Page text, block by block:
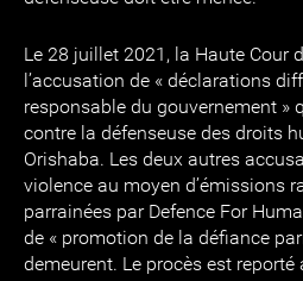
Le 28 juillet 2021, la Haute Cour
l’accusation de « déclarations
responsable du gouvernement »
contre la défenseuse des droits
Orishaba. Les deux autres
violence au moyen d’émissions
parrainées par Defence For
de « promotion de la défiance
demeurent. Le procès est